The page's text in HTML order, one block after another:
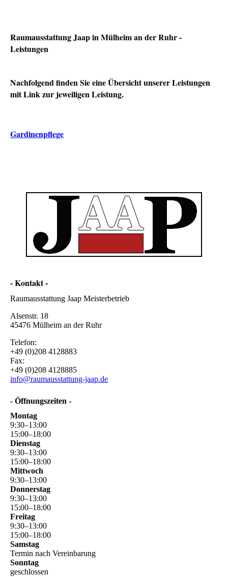
Raumausstattung Jaap in Mülheim an der Ruhr -
Leistungen
Nachfolgend finden Sie eine Übersicht unserer Leistungen
mit Link zur jeweiligen Leistung.
Gardinenpflege
- Kontakt -
Raumausstattung Jaap Meisterbetrieb
Alsenstr. 18
45476 Mülheim an der Ruhr
Telefon:
+49 (0)208 4128883
Fax:
+49 (0)208 4128885
info@raumausstattung-jaap.de
- Öffnungszeiten -
Montag
9:30–13:00
15:00–18:00
Dienstag
9:30–13:00
15:00–18:00
Mittwoch
9:30–13:00
Donnerstag
9:30–13:00
15:00–18:00
Freitag
9:30–13:00
15:00–18:00
Samstag
Termin nach Vereinbarung
Sonntag
geschlossen